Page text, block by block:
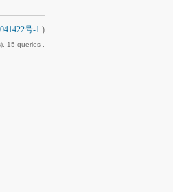
号-1 )
15 queries .